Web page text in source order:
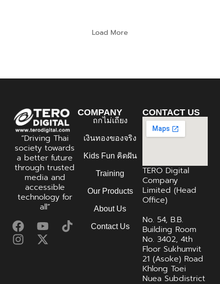
Load More
“Driving Thai
society towards
a better future
through trusted
media and
accessible
technology for
all”
COMPANY
ถกไม่เถียง
เงินทองของจริง
Kids Fun คิดฝัน
Training
Our Products
About Us
Contact Us
CONTACT US
TERO Digital
Company
Limited (Head
Office)
No. 54, B.B.
Building Room
No. 3402, 4th
Floor Sukhumvit
21 (Asoke) Road
Khlong Toei
Nuea Subdistrict